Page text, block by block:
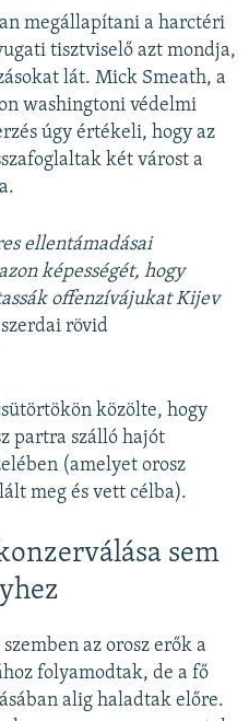
megállapítani a harctéri
tisztviselő azt mondja,
lát. Mick Smeath, a
washingtoni védelmi
úgy értékeli, hogy az
két várost a
ellentámadásai
képességét, hogy
offenzívájukat Kijev
rövid
közölte, hogy
partra szálló hajót
(amelyet orosz
meg és vett célba).
sem
az orosz erők a
folyamodtak, de a fő
alig haladtak előre.